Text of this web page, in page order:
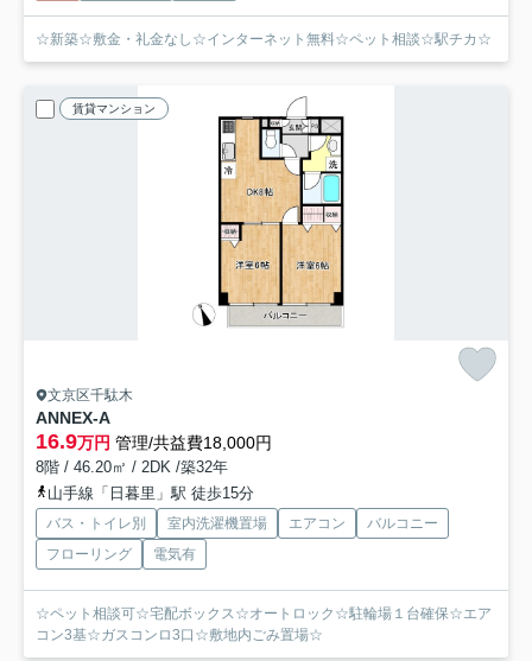
☆新築☆敷金・礼金なし☆インターネット無料☆ペット相談☆駅チカ☆
賃貸マンション
文京区千駄木
ANNEX-A
16.9万円 管理/共益費18,000円
8階 / 46.20㎡ / 2DK /築32年
山手線「日暮里」駅 徒歩15分
バス・トイレ別 室内洗濯機置場 エアコン
バルコニー
フローリング
電気有
☆ペット相談可☆宅配ボックス☆オートロック☆駐輪場１台確保☆エア
コン3基☆ガスコンロ3口☆敷地内ごみ置場☆